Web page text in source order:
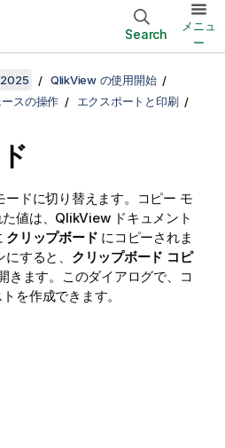
Search
メニュ
ー
QlikView の使用開始
スの操作
エクスポートと印刷
ドに切り替えます。コピー モ
値は、QlikView ドキュメント
クリップボード にコピーされま
すると、 クリップボード コピ
きます。このダイアログで、コ
を作成できます。